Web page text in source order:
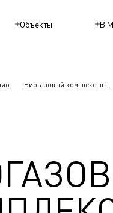
Объекты
Биогазовый комплекс,